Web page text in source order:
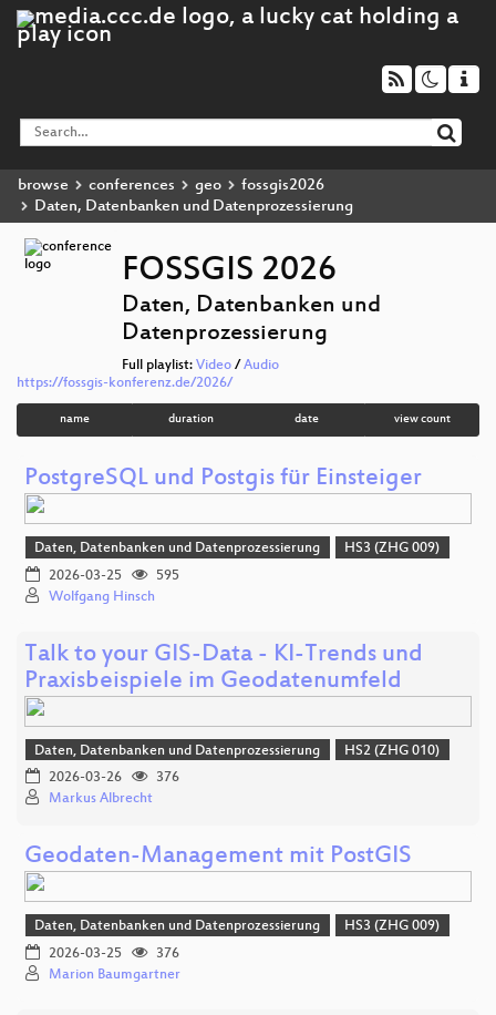
browse conferences geo
fossgis2026
Daten, Datenbanken und Datenprozessierung
FOSSGIS 2026
Daten, Datenbanken und
Datenprozessierung
Full playlist: Video/ Audio
https://fossgis-konferenz.de/2026/
name duration date view count
PostgreSQL und Postgis für Einsteiger
Daten, Datenbanken und Datenprozessierung
HS3 (ZHG 009)
2026-03-25
595
Wolfgang Hinsch
Talk to your GIS-Data - KI-Trends und
Praxisbeispiele im Geodatenumfeld
Daten, Datenbanken und Datenprozessierung
HS2 (ZHG 010)
2026-03-26
376
Markus Albrecht
Geodaten-Management mit PostGIS
Daten, Datenbanken und Datenprozessierung
HS3 (ZHG 009)
2026-03-25
376
Marion Baumgartner